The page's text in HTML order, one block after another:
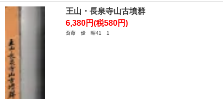
王山・長泉寺山古墳群
6,380円(税580円)
斎藤 優 昭41 1